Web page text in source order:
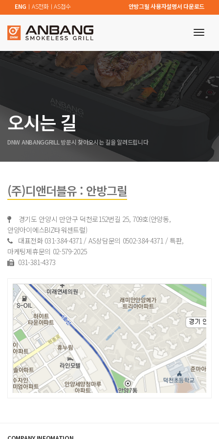
ENG ㅣ AS전화ㅣAS접수 안방그릴 사용자설명서 다운로드
오시는 길
DNW ANBANGGRILL 방문시 찾아오시는 길을 알려드립니다
(주)디앤더블유 : 안방그릴
경기도 안양시 만안구 덕천로152번길 25, 709호(안양동,
안양아이에스BIZ타워센트럴)
대표전화 031-384-4371 / AS상담문의 0502-384-4371 / 특판,
마케팅제휴문의 02-579-2025
031-381-4373